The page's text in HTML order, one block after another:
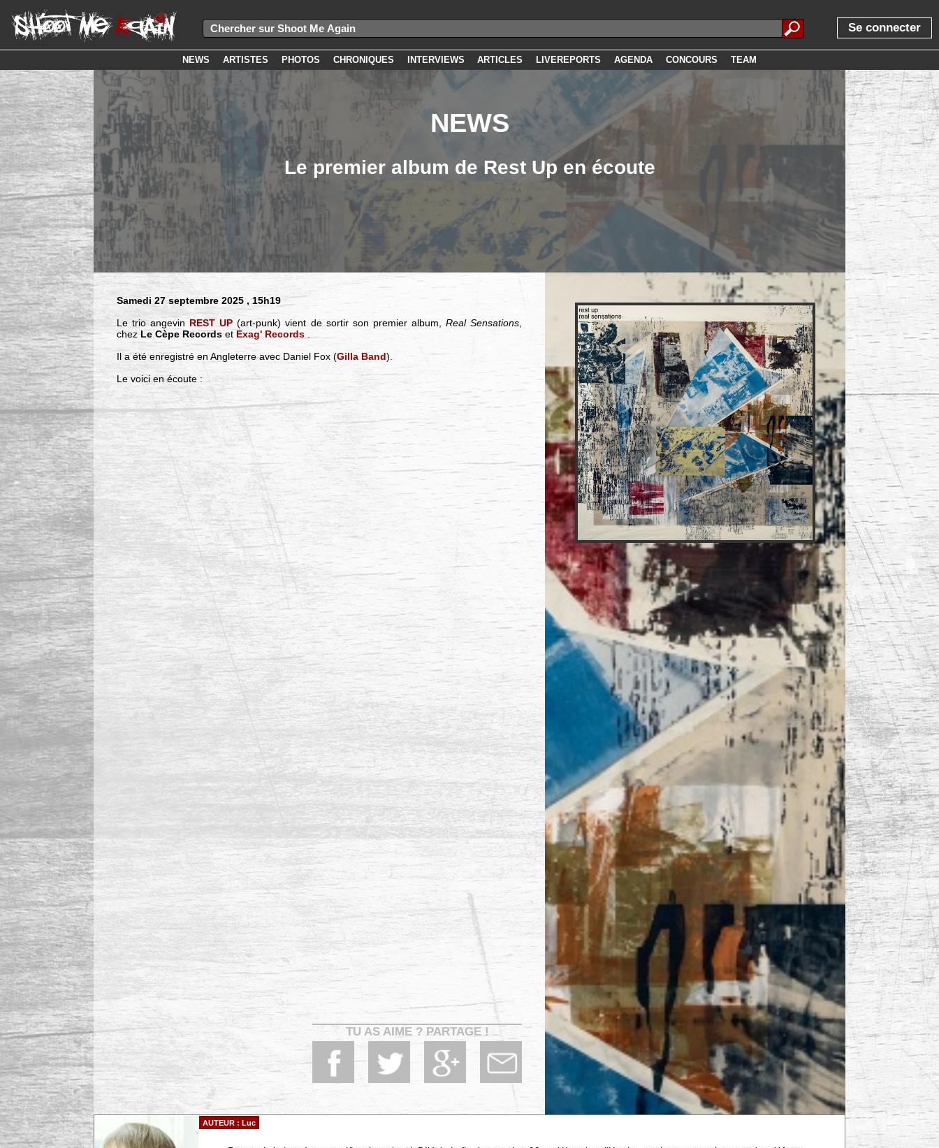
Se connecter
NEWS ARTISTES PHOTOS CHRONIQUES INTERVIEWS ARTICLES LIVEREPORTS AGENDA CONCOURS TEAM
NEWS
Le premier album de Rest Up en écoute
Samedi 27 septembre 2025 , 15h19
Le trio angevin REST UP (art-punk) vient de sortir son premier album,Real Sensations,
chezLe Cèpe Recordset Exag' Records.
Il a été enregistré en Angleterre avec Daniel Fox (Gilla Band).
Le voici en écoute :
TU AS AIME ? PARTAGE !
AUTEUR : Luc